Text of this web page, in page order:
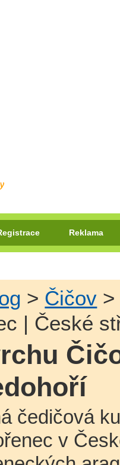
Reklama
> Čičov
| České
čedičová
v